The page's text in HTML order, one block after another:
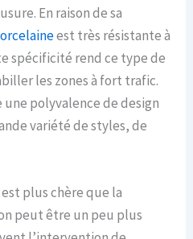
En raison de sa
est très résistante à
spécificité rend ce type de
les zones à fort trafic.
polyvalence de design
variété de styles, de
plus chère que la
peut être un peu plus